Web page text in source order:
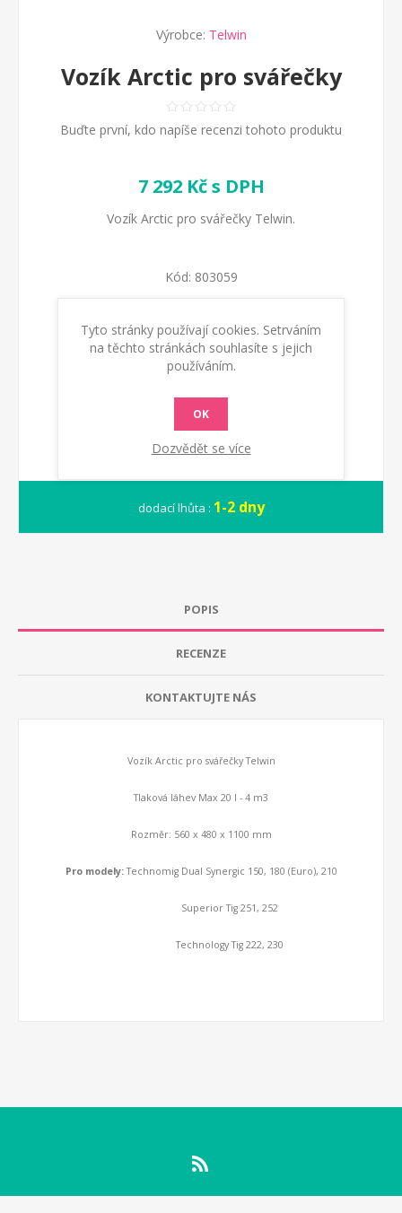
Výrobce: Telwin
Vozík Arctic pro svářečky
Buďte první, kdo napíše recenzi tohoto produktu
7 292 Kč s DPH
Vozík Arctic pro svářečky Telwin.
Kód: 803059
Dostupnost: Skladem
KOUPIT
dodací lhůta : 1-2 dny
POPIS
RECENZE
KONTAKTUJTE NÁS
Vozík Arctic pro svářečky Telwin
Tlaková láhev Max 20 l - 4 m3
Rozměr: 560 x 480 x 1100 mm
Pro modely:Technomig Dual Synergic 150, 180 (Euro), 210
Superior Tig 251, 252
Technology Tig 222, 230
Tyto stránky používají cookies. Setrváním
na těchto stránkách souhlasíte s jejich
používáním.
OK
Dozvědět se více